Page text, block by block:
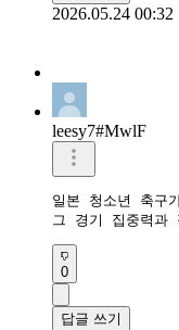
2026.05.24 00:32
leesy7#MwlF
일본 청소년 축구
그 경기 집중력과
0
답글 쓰기